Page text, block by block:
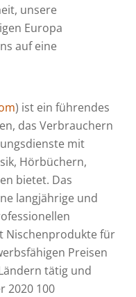
unsere
Europa
auf eine
) ist ein führendes
das Verbrauchern
mit
Hörbüchern,
bietet. Das
langjährige und
Nischenprodukte für
Preisen
tätig und
2020 100